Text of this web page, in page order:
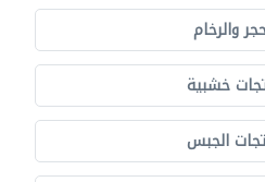
والرخام
خشبية
الجبس